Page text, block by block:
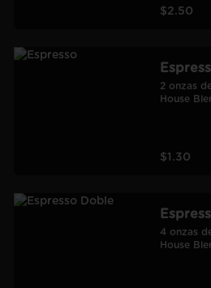
$2.50
2 onzas
House
$1.30
4 onzas
House